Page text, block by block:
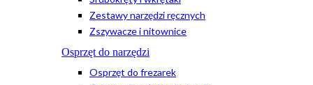
Zestawy narzędzi ręcznych
Zszywacze i nitownice
Osprzęt do narzędzi
Osprzęt do frezarek